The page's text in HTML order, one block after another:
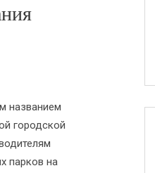
названием
городской
парков на